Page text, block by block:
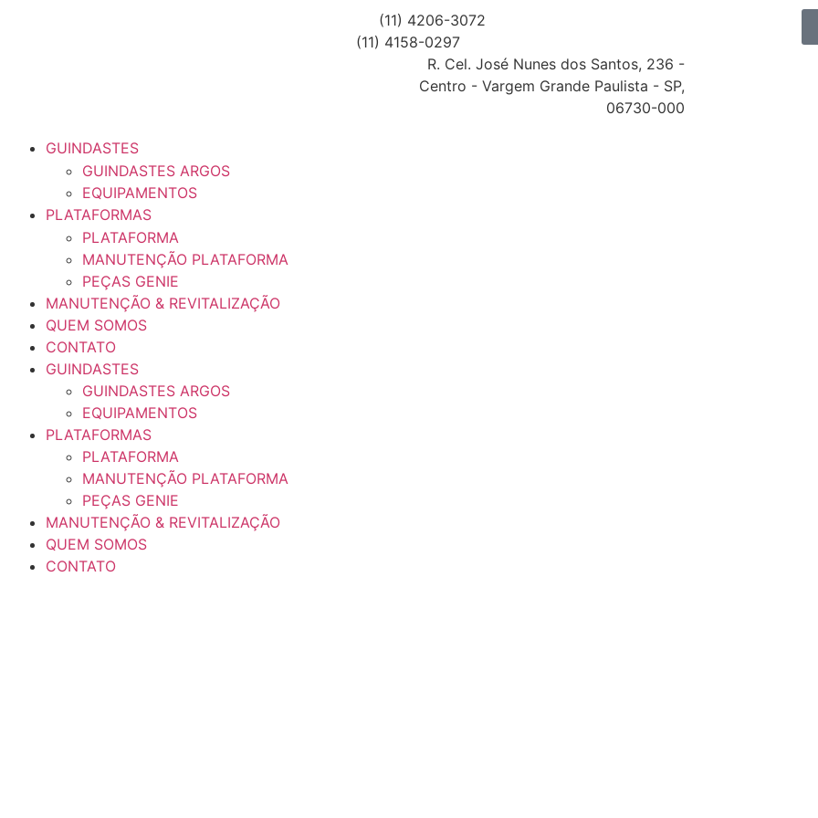
(11) 4206-3072
(11) 4158-0297
R. Cel. José Nunes dos Santos, 236 -
Centro - Vargem Grande Paulista - SP,
06730-000
GUINDASTES
GUINDASTES ARGOS
EQUIPAMENTOS
PLATAFORMAS
PLATAFORMA
MANUTENÇÃO PLATAFORMA
PEÇAS GENIE
MANUTENÇÃO & REVITALIZAÇÃO
QUEM SOMOS
CONTATO
GUINDASTES
GUINDASTES ARGOS
EQUIPAMENTOS
PLATAFORMAS
PLATAFORMA
MANUTENÇÃO PLATAFORMA
PEÇAS GENIE
MANUTENÇÃO & REVITALIZAÇÃO
QUEM SOMOS
CONTATO